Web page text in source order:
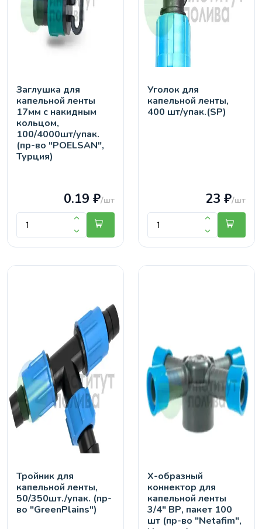
Заглушка для
капельной ленты
17мм с накидным
кольцом,
100/4000шт/упак.
(пр-во "POELSAN",
Турция)
0.19 ₽/шт
Уголок для
капельной ленты,
400 шт/упак.(SP)
23 ₽/шт
Тройник для
капельной ленты,
50/350шт./упак. (пр-
во "GreenPlains")
Х-образный
коннектор для
капельной ленты
3/4" ВР, пакет 100
шт (пр-во "Netafim",